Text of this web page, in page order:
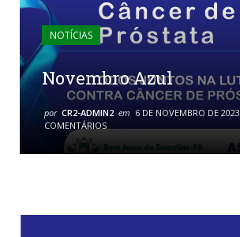
NOTÍCIAS
Novembro Azul
por CR2-ADMIN2 em 6 DE NOVEMBRO DE 2023
COMENTÁRIOS